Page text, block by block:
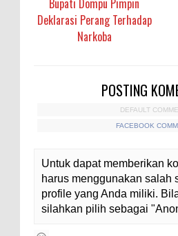
Bupati Dompu Pimpin
Deklarasi Perang Terhadap
Narkoba
POSTING
DEFAULT
FACEBOOK
Untuk dapat memberikan
harus menggunakan salah
profile yang Anda miliki.
silahkan pilih sebagai